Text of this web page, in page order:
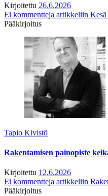
Kirjoitettu 26.6.2026
Ei kommentteja artikkeliin Kesä
Pääkirjoitus
Tapio Kivistö
Rakentamisen painopiste
Kirjoitettu 12.6.2026
Ei kommentteja artikkeliin
Pääkirjoitus